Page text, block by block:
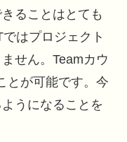
ることはとても
はプロジェクト
せん。Teamカウ
とが可能です。今
うになることを